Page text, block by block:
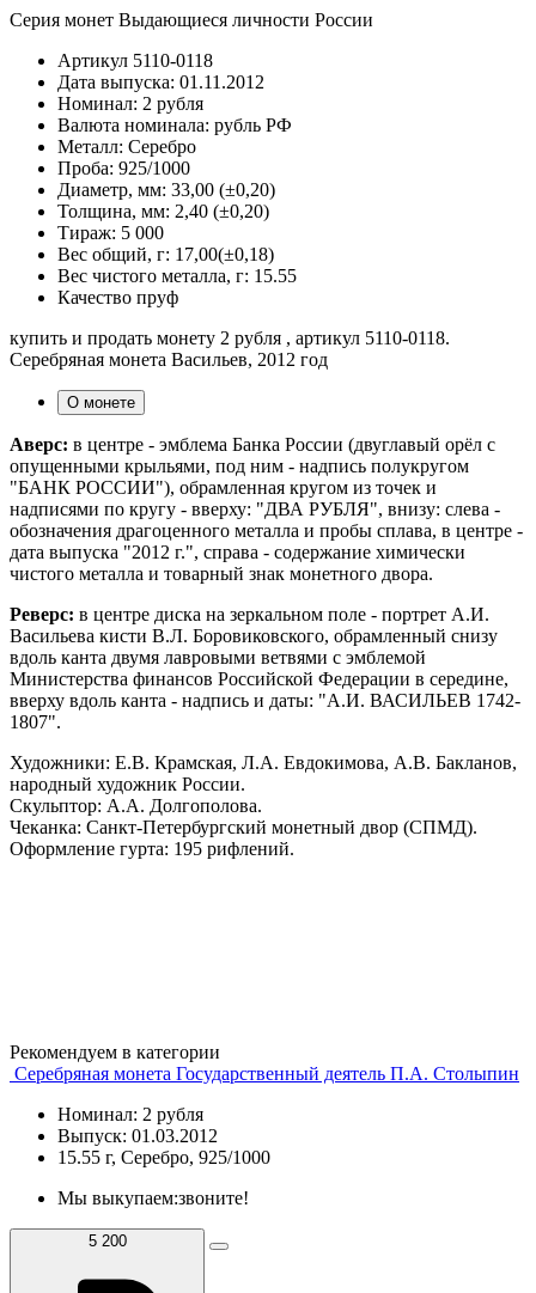
Серия монет Выдающиеся личности России
Артикул 5110-0118
Дата выпуска: 01.11.2012
Номинал: 2 рубля
Валюта номинала: рубль РФ
Металл: Серебро
Проба: 925/1000
Диаметр, мм: 33,00 (±0,20)
Толщина, мм: 2,40 (±0,20)
Тираж: 5 000
Вес общий, г: 17,00(±0,18)
Вес чистого металла, г: 15.55
Качество пруф
купить и продать монету 2 рубля , артикул 5110-0118.
Серебряная монета Васильев, 2012 год
О монете
Аверс: в центре - эмблема Банка России (двуглавый орёл с
опущенными крыльями, под ним - надпись полукругом
"БАНК РОССИИ"), обрамленная кругом из точек и
надписями по кругу - вверху: "ДВА РУБЛЯ", внизу: слева -
обозначения драгоценного металла и пробы сплава, в центре -
дата выпуска "2012 г.", справа - содержание химически
чистого металла и товарный знак монетного двора.
Реверс: в центре диска на зеркальном поле - портрет А.И.
Васильева кисти В.Л. Боровиковского, обрамленный снизу
вдоль канта двумя лавровыми ветвями с эмблемой
Министерства финансов Российской Федерации в середине,
вверху вдоль канта - надпись и даты: "А.И. ВАСИЛЬЕВ 1742-
1807".
Художники: Е.В. Крамская, Л.А. Евдокимова, А.В. Бакланов,
народный художник России.
Скульптор: А.А. Долгополова.
Чеканка: Санкт-Петербургский монетный двор (СПМД).
Оформление гурта: 195 рифлений.
Рекомендуем в категории
Серебряная монета Государственный деятель П.А. Столыпин
Номинал: 2 рубля
Выпуск: 01.03.2012
15.55 г, Серебро, 925/1000
Мы выкупаем:звоните!
5 200